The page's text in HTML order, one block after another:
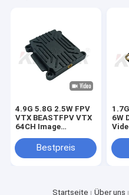
4.9G 5.8G 2.5W FPV
VTX BEASTFPV VTX
64CH Image
Accessories
Bestpreis
6W
Startseite Über uns